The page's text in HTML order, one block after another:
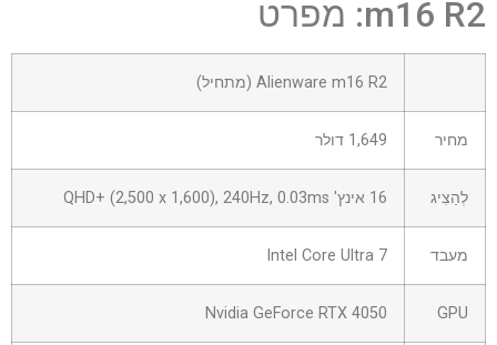
m16 R2: מפרט
תא
0
Alienware m16 R2 (מתחיל)
מחיר 1,649 דולר
לְהַצִיג 16 אינץ' QHD+ (2,500 x 1,600), 240Hz, 0.03ms
מעבד Intel Core Ultra 7
GPU
Nvidia GeForce RTX 4050